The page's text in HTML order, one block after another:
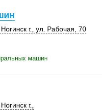
Ногинск г.
ул. Рабочая, 70
машин
Ногинск г.